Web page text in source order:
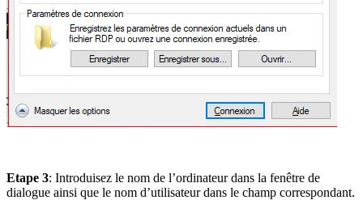
Etape 3: Introduisez le nom de l’ordinateur dans la fenêtre de
dialogue ainsi que le nom d’utilisateur dans le champ correspondant.